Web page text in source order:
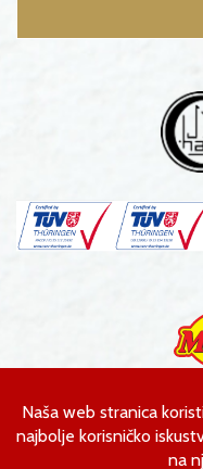
Gornja